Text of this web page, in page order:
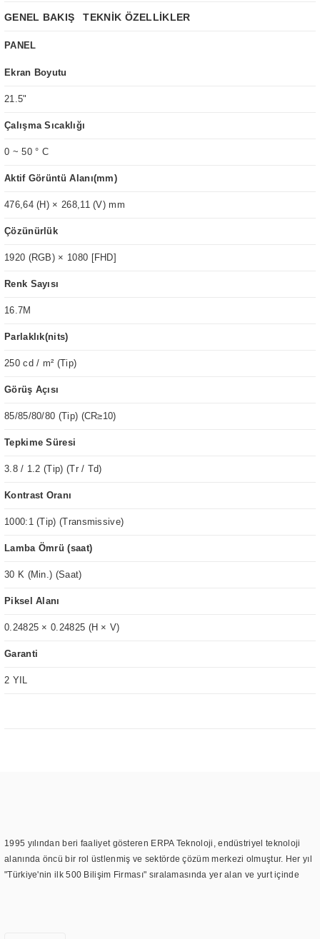
GENEL BAKIŞ TEKNİK ÖZELLİKLER
PANEL
Ekran Boyutu
21.5"
Çalışma Sıcaklığı
0 ~ 50 ° C
Aktif Görüntü Alanı(mm)
476,64 (H) × 268,11 (V) mm
Çözünürlük
1920 (RGB) × 1080 [FHD]
Renk Sayısı
16.7M
Parlaklık(nits)
250 cd / m² (Tip)
Görüş Açısı
85/85/80/80 (Tip) (CR≥10)
Tepkime Süresi
3.8 / 1.2 (Tip) (Tr / Td)
Kontrast Oranı
1000:1 (Tip) (Transmissive)
Lamba Ömrü (saat)
30 K (Min.) (Saat)
Piksel Alanı
0.24825 × 0.24825 (H × V)
Garanti
2 YIL
1995 yılından beri faaliyet gösteren ERPA Teknoloji, endüstriyel teknoloji
alanında öncü bir rol üstlenmiş ve sektörde çözüm merkezi olmuştur. Her yıl
"Türkiye'nin ilk 500 Bilişim Firması" sıralamasında yer alan ve yurt içinde